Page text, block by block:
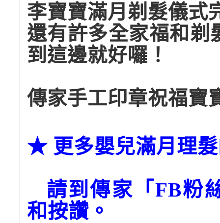
李寶寶滿月剃髮儀式
還有許多全家福和剃
到這邊就好囉！
傳家手工印章祝福寶
★ 更多嬰兒滿月理
請到傳家「FB粉
和按讚。